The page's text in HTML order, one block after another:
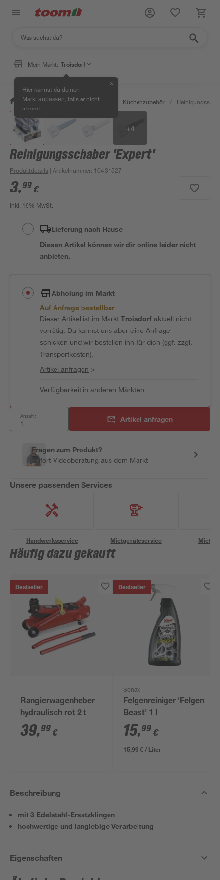
Mein Markt: Troisdorf
Hier kannst du deinen
Markt anpassen , falls er nicht
stimmt.
✕
/ Wohnen & Haushalt / Küche Küchenzubehör /
+4
Reinigungsschaber 'Expert'
Produktdetails | Artikelnummer: 10431527
3,99 €
inkl. 19% MwSt.
Lieferung nach Hause
Diesen Artikel können wir dir online leider nicht
anbieten.
Abholung im Markt
Auf Anfrage bestellbar
Dieser Artikel ist im MarktTroisdorfaktuell nicht
vorrätig. Du kannst uns aber eine Anfrage
schicken und wir bestellen ihn für dich (ggf. zzgl.
Transportkosten).
Artikel anfragen >
Verfügbarkeit in anderen Märkten
Anzahl: Artikel anfragen
Fragen zum Produkt?
Sofort-Videoberatung aus dem Markt
Unsere passenden Services
Handwerksservice Mietgeräteservice
Häufig dazu gekauft
Bestseller
Rangierwagenheber
hydraulisch rot 2 t
39,99 €
Bestseller
Sonax
Felgenreiniger 'Felgen
Beast' 1 l
15,99 €
15,99 € / Liter
Beschreibung
mit 3 Edelstahl-Ersatzklingen
hochwertige und langlebige Verarbeitung
Eigenschaften